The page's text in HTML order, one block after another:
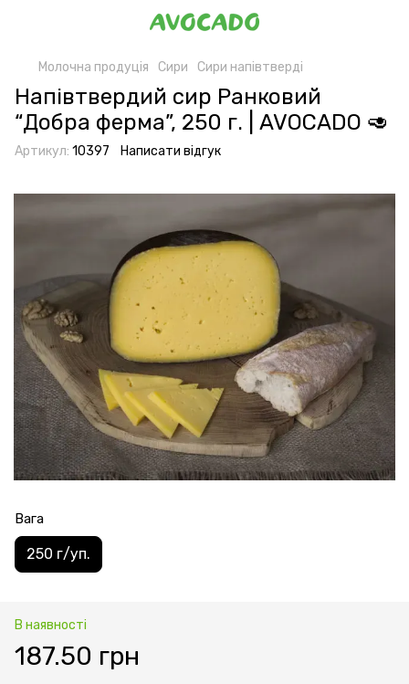
Молочна продуція Сири Сири напівтверді
Напівтвердий сир Ранковий
“Добра ферма”, 250 г. | AVOCADO 🥑
Артикул: 10397 Написати відгук
Вага
250 г/уп.
В наявності
187.50 грн